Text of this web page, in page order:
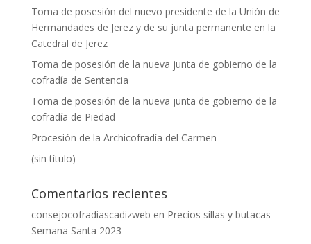
Toma de posesión del nuevo presidente de la Unión de
Hermandades de Jerez y de su junta permanente en la
Catedral de Jerez
Toma de posesión de la nueva junta de gobierno de la
cofradía de Sentencia
Toma de posesión de la nueva junta de gobierno de la
cofradía de Piedad
Procesión de la Archicofradía del Carmen
(sin título)
Comentarios recientes
consejocofradiascadizweb en Precios sillas y butacas
Semana Santa 2023